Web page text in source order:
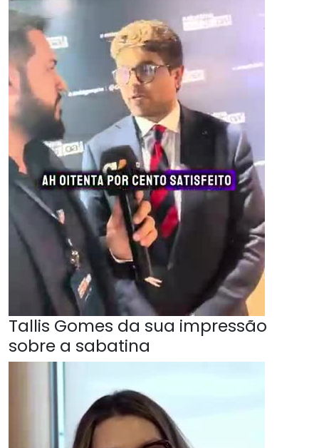
Tallis Gomes da sua impressão
sobre a sabatina